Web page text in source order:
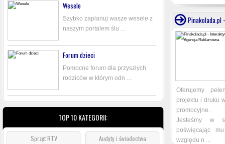
Wesele
Szybko zaplanuj wasze wesele z
naszym portalem ślu ...
Forum dzieci
Pomocne forum dla przyszłych
rodziców w którym odn ...
TOP 10 KATEGORII:
Sprzęt RTV Audyty i świadectwa
Pinakolada.pl
Oferujemy
projektu i druku
promocyjne.
Jesteśmy w
poświęcając
względu n ...